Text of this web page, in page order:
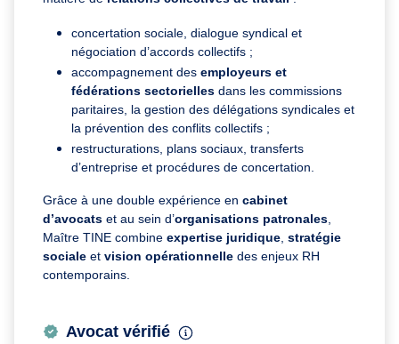
concertation sociale, dialogue syndical et
négociation d’accords collectifs ;
accompagnement des employeurs et
fédérations sectorielles dans les commissions
paritaires, la gestion des délégations syndicales et
la prévention des conflits collectifs ;
restructurations, plans sociaux, transferts
d’entreprise et procédures de concertation.
Grâce à une double expérience en cabinet
d’avocats et au sein d’organisations patronales
Maître TINE combine expertise juridique stratégie
sociale et vision opérationnelle des enjeux RH
contemporains.
Avocat vérifié